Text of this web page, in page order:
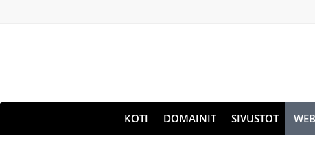
KOTI DOMAINIT SIVUSTOT